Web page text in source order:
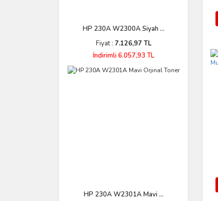
HP 230A W2300A Siyah ...
Fiyat : 7.126,97 TL
İndirimli 6.057,93 TL
HP 230A W2301A Mavi ...